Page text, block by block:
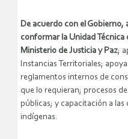
De acuerdo con el
conformar la Unidad Técnica
Ministerio de Justicia y Paz;
Instancias Territoriales;
reglamentos internos de
que lo requieran; procesos
públicas; y capacitación a
indígenas.